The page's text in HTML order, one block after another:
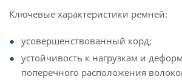
Ключевые характеристики ремней:
усовершенствованный корд;
устойчивость к нагрузкам и
поперечного расположения